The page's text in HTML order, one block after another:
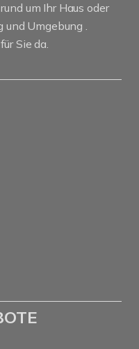
um Ihr Haus oder
und Umgebung .
Sie da.